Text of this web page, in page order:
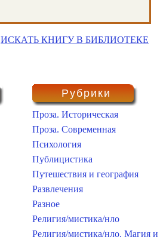
ИСКАТЬ КНИГУ В БИБЛИОТЕКЕ
Рубрики
Проза. Историческая
Проза. Современная
Психология
Публицистика
Путешествия и география
Развлечения
Разное
Религия/мистика/нло
Религия/мистика/нло. Магия и